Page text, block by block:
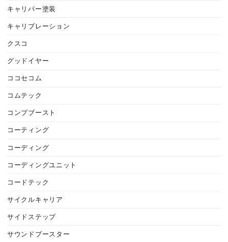
キャリパー塗装
キャリブレーション
クスコ
グッドイヤー
ココセコム
コムテック
コンプブースト
コーティング
コーディング
コーディングユニット
コードテック
サイクルキャリア
サイドステップ
サウンドブースター